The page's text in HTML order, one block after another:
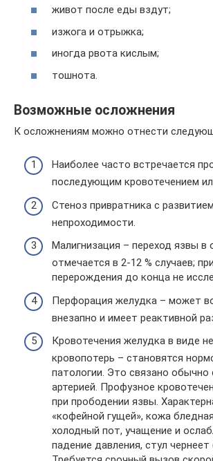
живот после еды вздут;
изжога и отрыжка;
иногда рвота кислым;
тошнота.
Возможные осложнения
К осложнениям можно отнести
Наиболее часто встречается
последующим кровотечением
Стеноз привратника с
непроходимости.
Малигнизация – переход язвы в
отмечается в 2-12 % случаев;
перерождения до конца не
Перфорация желудка – может
внезапно и имеет реактивной
Кровотечения желудка в виде
кровопотерь – становятся
патологии. Это связано обычно
артерией. Профузное
при прободении язвы.
«кофейной гущей», кожа
холодный пот, учащение и
падение давления, стул чернеет